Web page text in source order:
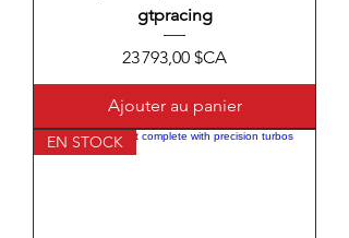
gtpracing
Prix
23 793,00 $CA
Ajouter au panier
EN STOCK